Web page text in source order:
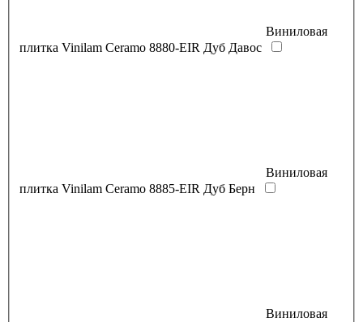
Виниловая
плитка Vinilam Ceramo 8880-EIR Дуб Давос
Виниловая
плитка Vinilam Ceramo 8885-EIR Дуб Берн
Виниловая